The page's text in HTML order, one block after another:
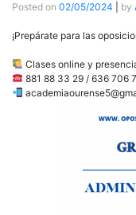
Posted on 02/05/2024 by
¡Prepárate para las
Clases online y
881 88 33 29 / 636 706